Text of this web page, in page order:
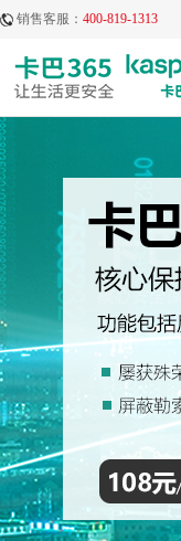
销售客服： 400-819-1313